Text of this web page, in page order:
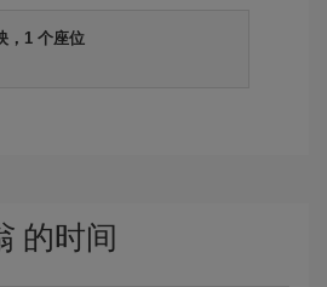
，1 个座位
的时间